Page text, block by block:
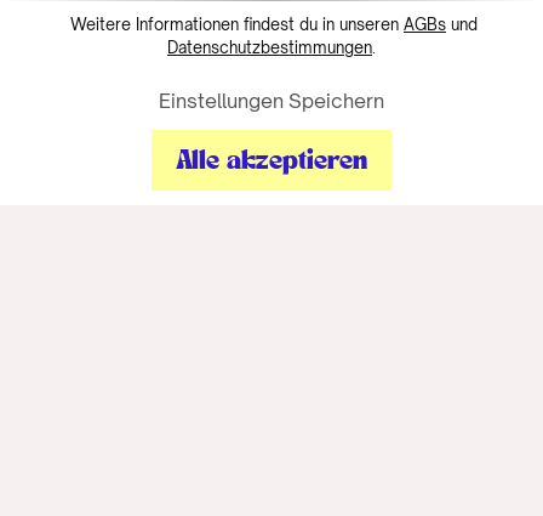
Weitere Informationen findest du in unseren AGBs und
Datenschutzbestimmungen
Einstellungen Speichern
Alle akzeptieren